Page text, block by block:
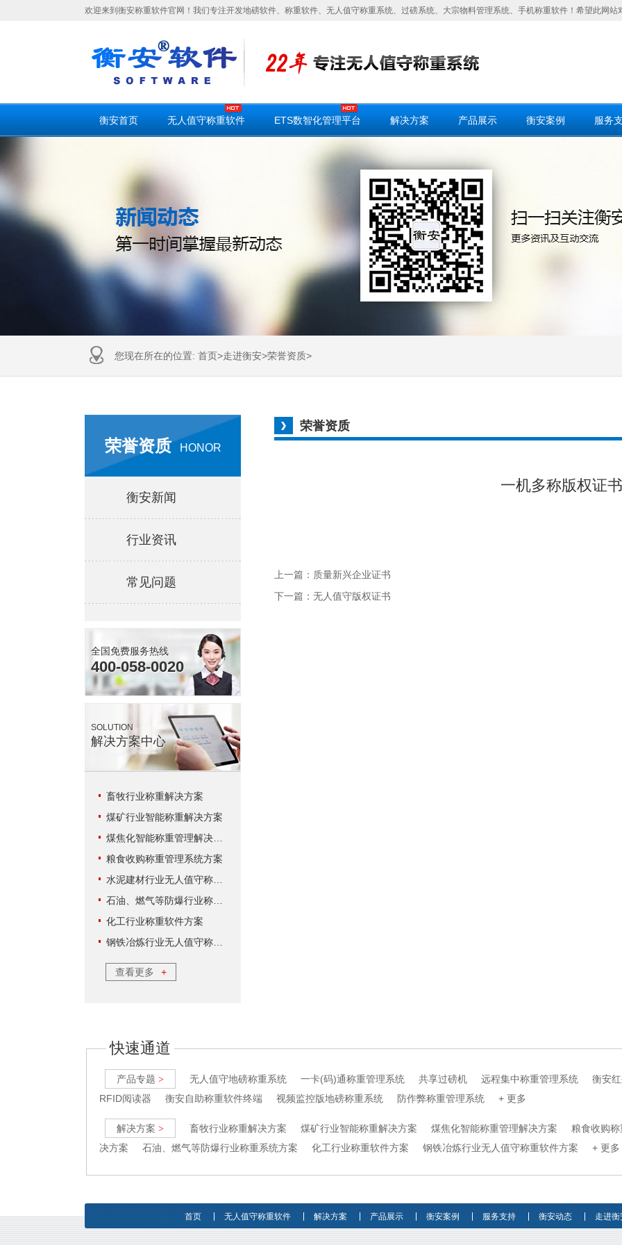
欢迎来到衡安称重软件官网！我们专注开发地磅软件、称重软件、无人值守称重系统、过磅系统、大宗物料管理系统、手机称重软件！希望此网站
衡安首页 无人值守称重软件 ETS数智化管理平台 解决方案 产品展示 衡安案例 服务
您现在所在的位置: 首页>走进衡安>荣誉资质>
荣誉资质 HONOR
衡安新闻
行业资讯
常见问题
全国免费服务热线
400-058-0020
SOLUTION
解决方案中心
畜牧行业称重解决方案
煤矿行业智能称重解决方案
煤焦化智能称重管理解决方案
粮食收购称重管理系统方案
水泥建材行业无人值守称重解决方案
石油、燃气等防爆行业称重系统方案
化工行业称重软件方案
钢铁冶炼行业无人值守称重软件方案
查看更多 +
荣誉资质
一机多称版权证书
上一篇：质量新兴企业证书
下一篇：无人值守版权证书
快速通道
产品专题 > 无人值守地磅称重系统 一卡(码)通称重管理系统 共享过磅机 远程集中称重管理系统
衡安
RFID阅读器
衡安自助称重软件终端 视频监控版地磅称重系统 防作弊称重管理系统 + 更多
解决方案 > 畜牧行业称重解决方案 煤矿行业智能称重解决方案 煤焦化智能称重管理解决方案
粮食收购
决方案
石油、燃气等防爆行业称重系统方案 化工行业称重软件方案 钢铁冶炼行业无人值守称重软件方案 + 更多
首页 无人值守称重软件 解决方案 产品展示 衡安案例 服务支持 衡安动态 走进衡